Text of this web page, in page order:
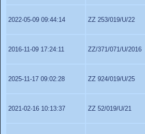
2022-05-09 09:44:14 ZZ 253/019/U/22
2016-11-09 17:24:11 ZZ/371/071/U/2016
2025-11-17 09:02:28 ZZ 924/019/U/25
2021-02-16 10:13:37 ZZ 52/019/U/21